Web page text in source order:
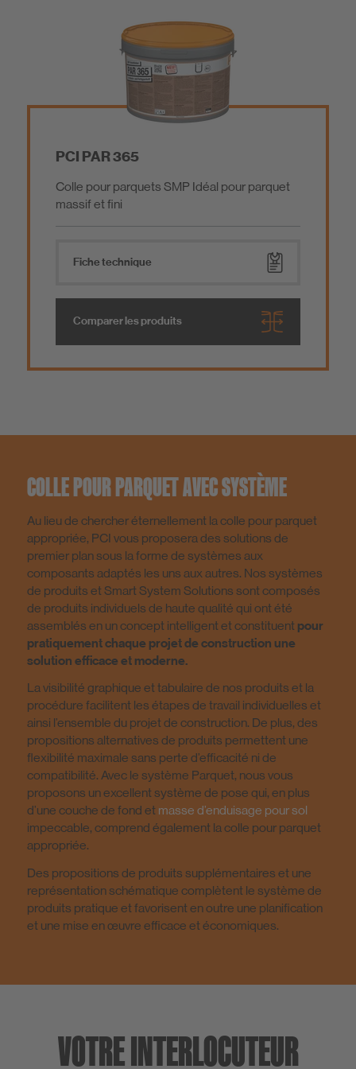
Chapes/Mortiers de scellement/revêtement
Produits à très faibles émissions
Produits certifiés Eco-Bau
PCI PAR 365
Colle pour parquets SMP Idéal pour parquet
massif et fini
Fiche technique
Comparer les produits
COLLE POUR PARQUET AVEC SYSTÈME
Au lieu de chercher éternellement la colle pour parquet
appropriée, PCI vous proposera des solutions de
premier plan sous la forme de systèmes aux
composants adaptés les uns aux autres. Nos systèmes
de produits et Smart System Solutions sont composés
de produits individuels de haute qualité qui ont été
assemblés en un concept intelligent et constituent pour
pratiquement chaque projet de construction une
solution efficace et moderne.
La visibilité graphique et tabulaire de nos produits et la
procédure facilitent les étapes de travail individuelles et
ainsi l’ensemble du projet de construction. De plus, des
propositions alternatives de produits permettent une
flexibilité maximale sans perte d’efficacité ni de
compatibilité. Avec le système Parquet, nous vous
proposons un excellent système de pose qui, en plus
d’une couche de fond et masse d’enduisage pour sol
impeccable, comprend également la colle pour parquet
appropriée.
Des propositions de produits supplémentaires et une
représentation schématique complètent le système de
produits pratique et favorisent en outre une planification
et une mise en œuvre efficace et économiques.
VOTRE INTERLOCUTEUR